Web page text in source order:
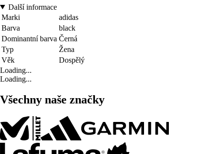
Další informace
Marki
adidas
Barva
black
Dominantní barva Černá
Typ
Žena
Věk
Dospělý
Loading...
Loading...
Všechny naše značky